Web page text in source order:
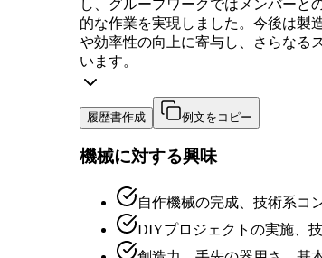
し、グループワークではメンバーと
的な作業を実現しました。今後は製
や効率性の向上に寄与し、さらなる
います。
履歴書作成 例文をコピー
機械に対する興味
自作機械の完成、技術系コ
DIYプロジェクトの実施、